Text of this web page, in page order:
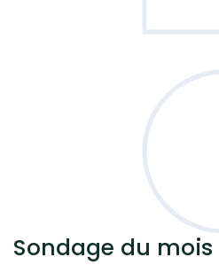
Sondage du mois